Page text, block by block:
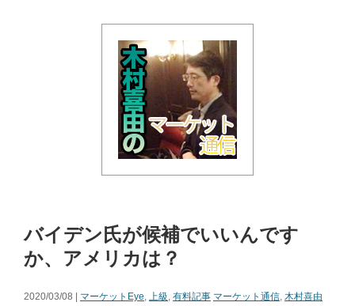
バイデン氏が候補でいいんです
か、アメリカは？
2020/03/08 | マーケットEye, 上級, 有料記事 マーケット通信, 木村喜由